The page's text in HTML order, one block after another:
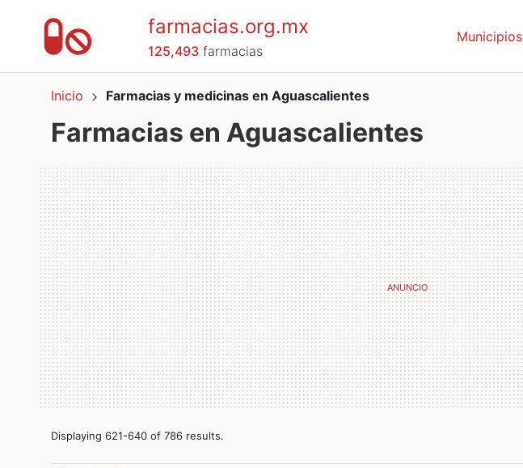
farmacias.org.mx
125,493farmacias
Municipios
Inicio Farmacias y medicinas en Aguascalientes
Farmacias en Aguascalientes
Displaying 621-640 of 786 results.